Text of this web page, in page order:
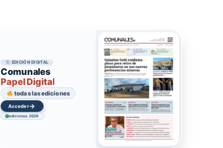
EDICIÓN DIGITAL
Comunales
Papel Digital
todas las ediciones
Acceder→
ediciones 2026